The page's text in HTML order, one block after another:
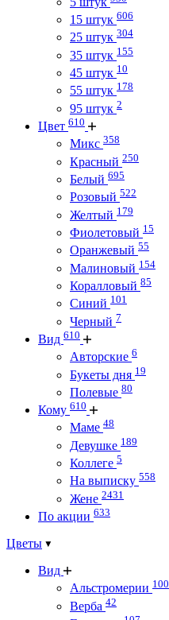
15 штук 606
25 штук 304
35 штук 155
45 штук 10
55 штук 178
95 штук 2
Цвет 610
Микс 358
Красный 250
Белый 695
Розовый 522
Желтый 179
Фиолетовый 15
Оранжевый 55
Малиновый 154
Коралловый 85
Синий 101
Черный 7
Вид 610
Авторские 6
Букеты дня 19
Полевые 80
Кому 610
Маме 48
Девушке 189
Коллеге 5
На выписку 558
Жене 2431
По акции 633
Цветы
Вид
Альстромерии 100
Верба 42